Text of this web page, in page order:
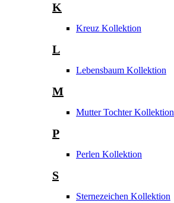
K
Kreuz Kollektion
L
Lebensbaum Kollektion
M
Mutter Tochter Kollektion
P
Perlen Kollektion
S
Sternezeichen Kollektion